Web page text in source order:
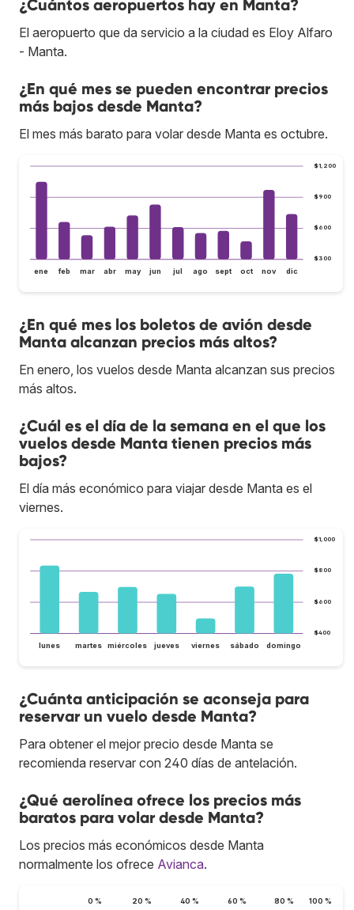
¿Cuántos aeropuertos hay en Manta?
El aeropuerto que da servicio a la ciudad es Eloy Alfaro
- Manta.
¿En qué mes se pueden encontrar precios
más bajos desde Manta?
El mes más barato para volar desde Manta es octubre.
$300
$600
$900
$1,200
ene feb mar abr may jun jul ago sept oct nov dic
¿En qué mes los boletos de avión desde
Manta alcanzan precios más altos?
En enero, los vuelos desde Manta alcanzan sus precios
más altos.
¿Cuál es el día de la semana en el que los
vuelos desde Manta tienen precios más
bajos?
El día más económico para viajar desde Manta es el
viernes.
$400
$600
$800
$1,000
lunes martes miércoles jueves viernes sábado domingo
¿Cuánta anticipación se aconseja para
reservar un vuelo desde Manta?
Para obtener el mejor precio desde Manta se
recomienda reservar con 240 días de antelación.
¿Qué aerolínea ofrece los precios más
baratos para volar desde Manta?
Los precios más económicos desde Manta
normalmente los ofrece Avianca.
0 % 20 % 40 % 60 % 80 % 100 %